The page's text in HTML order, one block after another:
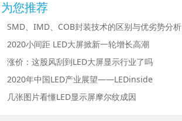
为您推荐
SMD、IMD、COB封装技术的区别与优劣势分析
2020小间距 LED大屏掀新一轮增长高潮
涨价：这股风刮到LED大屏显示行业了吗
2020年中国LED产业展望——LEDinside
几张图片看懂LED显示屏摩尔纹成因